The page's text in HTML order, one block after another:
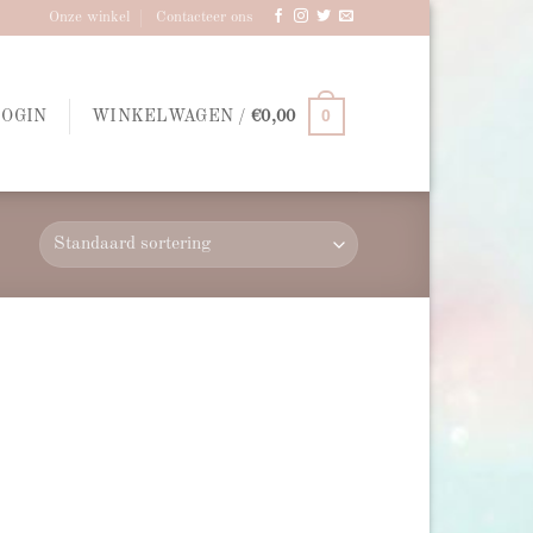
Onze winkel Contacteer ons
WINKELWAGEN /€0,00 0